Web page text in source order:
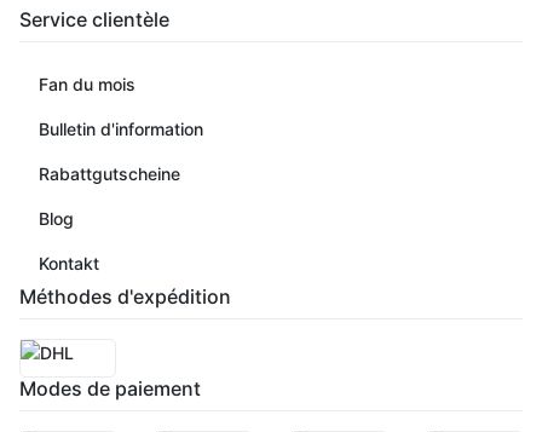
Service clientèle
Fan du mois
Bulletin d'information
Rabattgutscheine
Blog
Kontakt
Méthodes d'expédition
Modes de paiement